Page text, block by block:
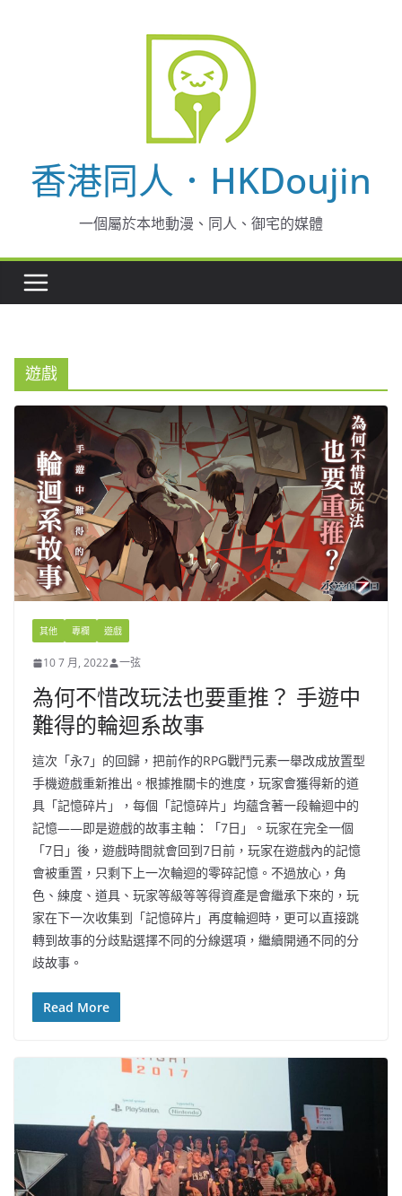
香港同人．HKDoujin
一個屬於本地動漫、同人、御宅的媒體
遊戲
其他 專欄 遊戲
10 7 月, 2022 一弦
為何不惜改玩法也要重推？ 手遊中
難得的輪迴系故事
這次「永7」的回歸，把前作的RPG戰鬥元素一舉改成放置型
手機遊戲重新推出。根據推關卡的進度，玩家會獲得新的道
具「記憶碎片」，每個「記憶碎片」均蘊含著一段輪迴中的
記憶——即是遊戲的故事主軸：「7日」。玩家在完全一個
「7日」後，遊戲時間就會回到7日前，玩家在遊戲內的記憶
會被重置，只剩下上一次輪迴的零碎記憶。不過放心，角
色、練度、道具、玩家等級等等得資產是會繼承下來的，玩
家在下一次收集到「記憶碎片」再度輪迴時，更可以直接跳
轉到故事的分歧點選擇不同的分線選項，繼續開通不同的分
歧故事。
Read More